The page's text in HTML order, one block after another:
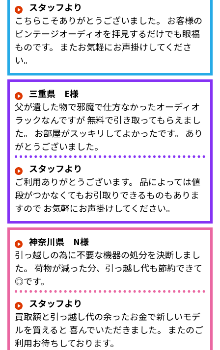
スタッフより
こちらこそありがとうございました。 お客様の
ビンテージオーディオを拝見するだけでも眼福
ものです。 またお気軽にお声掛けしてくださ
い。
三重県 E様
父が遺した物で邪魔で仕方なかったオーディオ
ラックなんですが 無料で引き取ってもらえまし
た。 お部屋がスッキリしてよかったです。 あり
がとうございました。
スタッフより
ご利用ありがとうございます。 品によっては値
段がつかなくてもお引取りできるものもありま
すので お気軽にお声掛けしてください。
神奈川県 N様
引っ越しの為に不要な機器の処分を決断しまし
た。 荷物が減った分、引っ越し代も節約できて
◎です。
スタッフより
買取額と引っ越し代の余ったお金で新しいモデ
ルを買えると 喜んでいただきました。 またのご
利用お待ちしております。